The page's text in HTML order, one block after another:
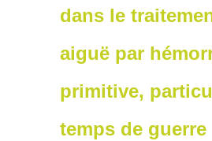
dans le
aiguë par
primitive,
temps de guerre